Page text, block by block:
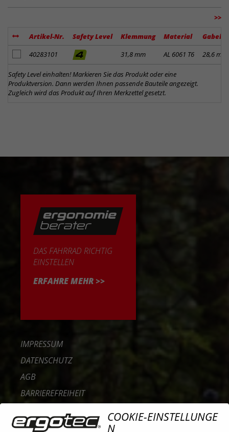
>>
Artikel-Nr. Safety Level Klemmung Material
Artikel zum Merkzettel hinzufügen
40283101 31,8 mm AL 6061 T6 28,6 mm
Safety Level einhalten! Markieren Sie das Produkt oder eine
Produktversion. Dann werden Ihnen passende Bauteile angezeigt.
Zugleich wird das Produkt auf Ihren Merkzettel gesetzt.
DAS FAHRRAD RICHTIG
EINSTELLEN
ERFAHRE MEHR >>
IMPRESSUM
DATENSCHUTZ
AGB
BARRIEREFREIHEIT
KARRIERE
COOKIE-EINSTELLUNGE
N